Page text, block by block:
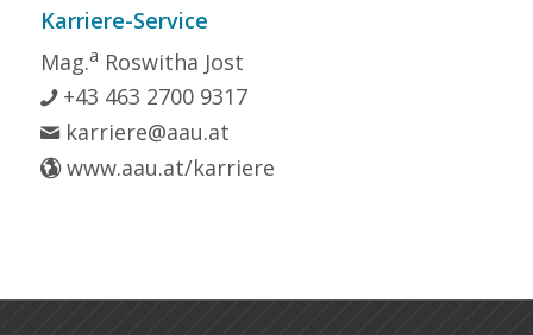
Karriere-Service
Mag.a Roswitha Jost
+43 463 2700 9317
karriere@aau.at
www.aau.at/karriere